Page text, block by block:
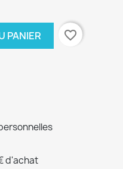
PANIER favorite_border
d'achat